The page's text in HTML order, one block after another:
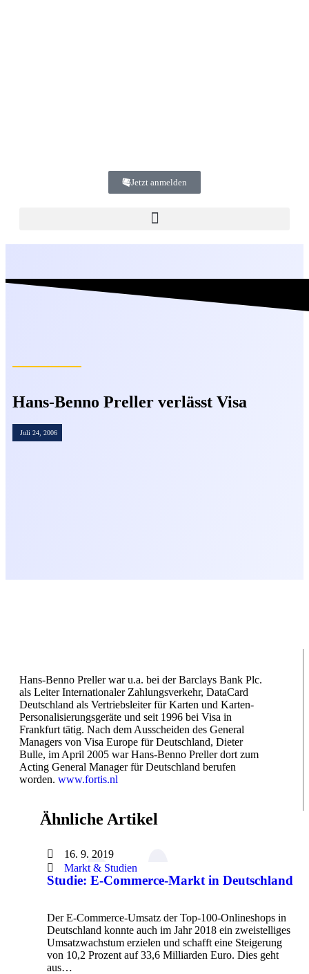
Jetzt anmelden
Hans-Benno Preller verlässt Visa
Juli 24, 2006
Hans-Benno Preller war u.a. bei der Barclays Bank Plc.
als Leiter Internationaler Zahlungsverkehr, DataCard
Deutschland als Vertriebsleiter für Karten und Karten-
Personalisierungsgeräte und seit 1996 bei Visa in
Frankfurt tätig. Nach dem Ausscheiden des General
Managers von Visa Europe für Deutschland, Dieter
Bulle, im April 2005 war Hans-Benno Preller dort zum
Acting General Manager für Deutschland berufen
worden. www.fortis.nl
Ähnliche Artikel
16. 9. 2019
Markt & Studien
Studie: E-Commerce-Markt in Deutschland
Der E-Commerce-Umsatz der Top-100-Onlineshops in
Deutschland konnte auch im Jahr 2018 ein zweistelliges
Umsatzwachstum erzielen und schafft eine Steigerung
von 10,2 Prozent auf 33,6 Milliarden Euro. Dies geht
aus…